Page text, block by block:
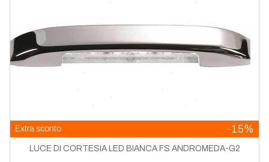
Extra sconto -15%
LUCE DI CORTESIA LED BIANCA FS ANDROMEDA-G2